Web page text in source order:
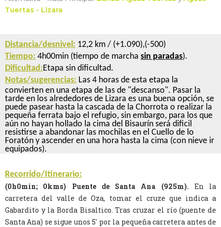
Tuertas - Lizara
Distancia/desnivel: 12,2 km / (+1.090),(-500)
Tiempo: 4h00min (tiempo de marcha sin paradas).
Dificultad:Etapa sin dificultad.
Notas/sugerencias: Las 4 horas de esta etapa la
convierten en una etapa de las de "descanso". Pasar la
tarde en los alrededores de Lizara es una buena opción, se
puede pasear hasta la cascada de la Chorrota o realizar la
pequeña ferrata bajo el refugio, sin embargo, para los que
aún no hayan hollado la cima del Bisaurín será dificil
resistirse a abandonar las mochilas en el Cuello de lo
Foratón y ascender en una hora hasta la cima (con nieve ir
equipados).
Recorrido/Itinerario:
(0h0min; 0kms) Puente de Santa Ana (925m). En la
carretera del valle de Oza, tomar el cruze que indica a
Gabardito y la Borda Bisaltico. Tras cruzar el río (puente de
Santa Ana) se sigue unos 5' por la pequeña carretera antes de